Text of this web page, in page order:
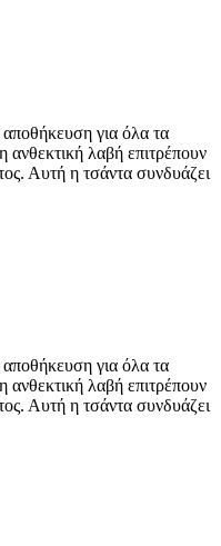
για όλα τα
ανθεκτική λαβή επιτρέπουν
Αυτή η τσάντα συνδυάζει
για όλα τα
ανθεκτική λαβή επιτρέπουν
Αυτή η τσάντα συνδυάζει